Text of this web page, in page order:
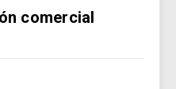
comercial